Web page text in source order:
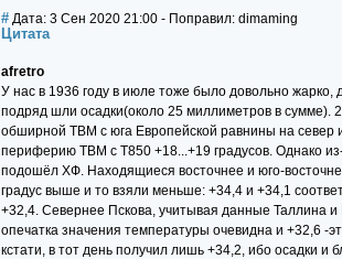
# Дата: 3 Сен 2020 21:00 - Поправил: dimaming
Цитата
afretro
У нас в 1936 году в июле тоже было довольно
подряд шли осадки(около 25 миллиметров в сумме).
обширной ТВМ с юга Европейской равнины на север
периферию ТВМ с Т850 +18...+19 градусов. Однако
подошёл ХФ. Находящиеся восточнее и юго-
градус выше и то взяли меньше: +34,4 и +34,1
+32,4. Севернее Пскова, учитывая данные Таллина
опечатка значения температуры очевидна и +32,6 -
кстати, в тот день получил лишь +34,2, ибо осадки